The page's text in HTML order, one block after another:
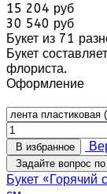
15 204 руб
30 540 руб
Букет из 71
Букет
флориста.
Оформление
В избранное
Задайте вопрос
Букет «Горячий